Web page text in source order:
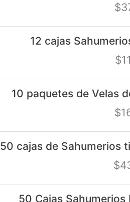
$
12 cajas
$
10 paquetes de Velas
$
50 cajas de Sahumerios
$
50 Cajas Sahumerios